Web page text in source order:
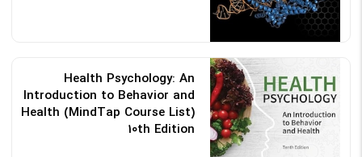
Health Psychology: An
Introduction to Behavior and
Health (MindTap Course List)
10th Edition